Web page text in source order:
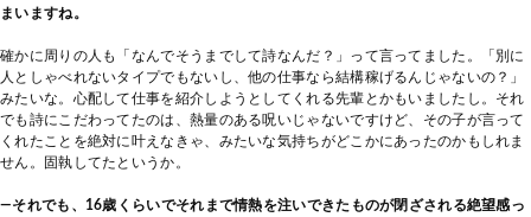
まいますね。
確かに周りの人も「なんでそうまでして詩なんだ？」って言ってました。「別に
人としゃべれないタイプでもないし、他の仕事なら結構稼げるんじゃないの？」
みたいな。心配して仕事を紹介しようとしてくれる先輩とかもいましたし。それ
でも詩にこだわってたのは、熱量のある呪いじゃないですけど、その子が言って
くれたことを絶対に叶えなきゃ、みたいな気持ちがどこかにあったのかもしれま
せん。固執してたというか。
―それでも、16歳くらいでそれまで情熱を注いできたものが閉ざされる絶望感っ